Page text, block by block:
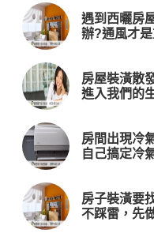
遇到西曬房
辦?通風才是
房屋裝潢散
進入我們的
房間出現冷
自己搞定冷
房子裝潢要
不踩雷，先